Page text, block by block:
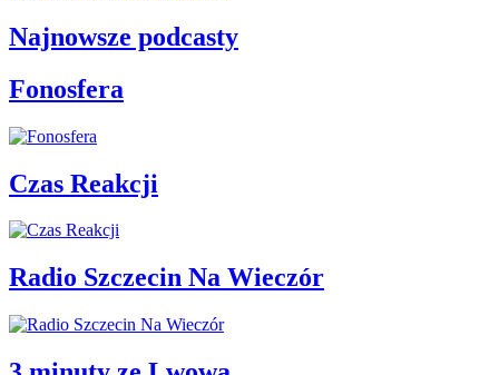
Najnowsze podcasty
Fonosfera
Czas Reakcji
Radio Szczecin Na Wieczór